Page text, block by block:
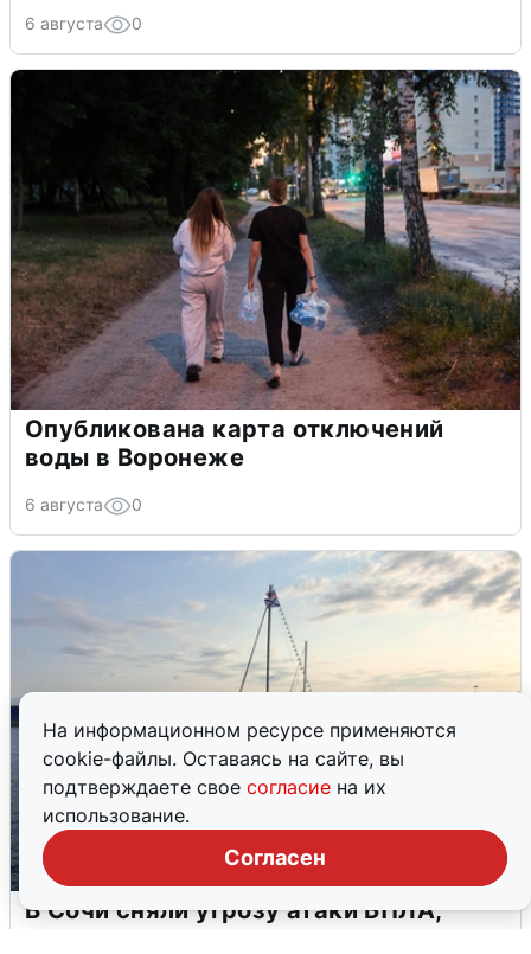
На информационном ресурсе применяются
cookie-файлы. Оставаясь на сайте, вы
подтверждаете свое согласие на их
использование.
Согласен
6 августа 0
Опубликована карта отключений
воды в Воронеже
6 августа 0
В Сочи сняли угрозу атаки БПЛА,